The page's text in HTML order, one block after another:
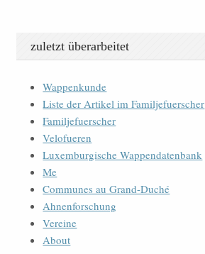
zuletzt überarbeitet
Wappenkunde
Liste der Artikel im Familjefuerscher
Familjefuerscher
Velofueren
Luxemburgische Wappendatenbank
Me
Communes au Grand-Duché
Ahnenforschung
Vereine
About